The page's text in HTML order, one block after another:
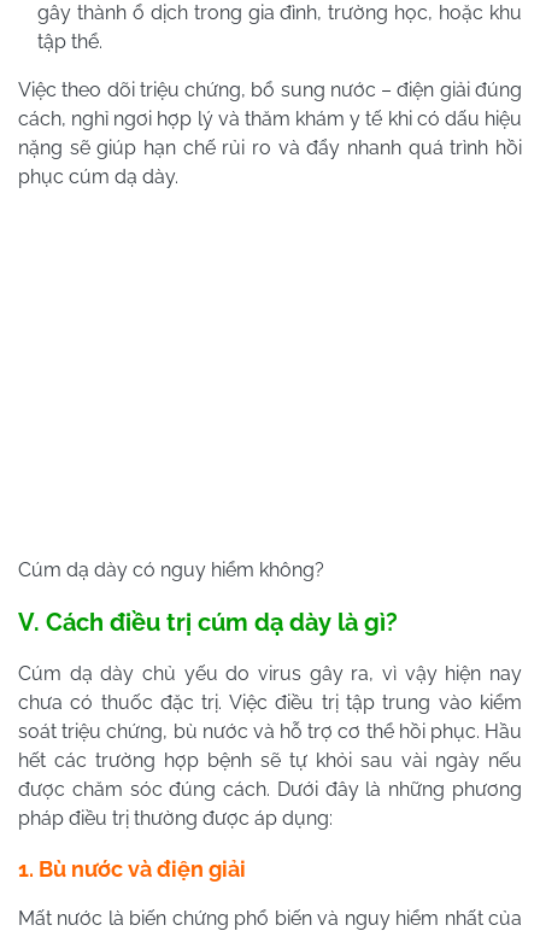
gây thành ổ dịch trong gia đình, trường học, hoặc khu
tập thể.
Việc theo dõi triệu chứng, bổ sung nước – điện giải đúng
cách, nghỉ ngơi hợp lý và thăm khám y tế khi có dấu hiệu
nặng sẽ giúp hạn chế rủi ro và đẩy nhanh quá trình hồi
phục cúm dạ dày.
Cúm dạ dày có nguy hiểm không?
V. Cách điều trị cúm dạ dày là gì?
Cúm dạ dày chủ yếu do virus gây ra, vì vậy hiện nay
chưa có thuốc đặc trị. Việc điều trị tập trung vào kiểm
soát triệu chứng, bù nước và hỗ trợ cơ thể hồi phục. Hầu
hết các trường hợp bệnh sẽ tự khỏi sau vài ngày nếu
được chăm sóc đúng cách. Dưới đây là những phương
pháp điều trị thường được áp dụng:
1. Bù nước và điện giải
Mất nước là biến chứng phổ biến và nguy hiểm nhất của